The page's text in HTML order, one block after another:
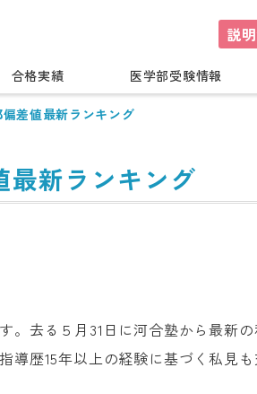
説
合格実績 医学部受験情報
差値最新ランキング
新ランキング
去る５月31日に河合塾から最新
歴15年以上の経験に基づく私見